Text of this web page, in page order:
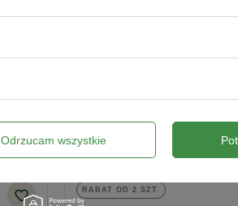
RABAT OD 2 SZT.
Odrzucam wszystkie